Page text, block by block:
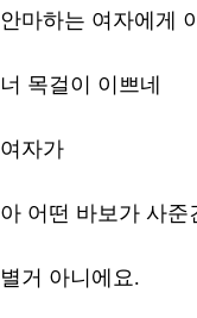
안마하는 여자에게
너 목걸이 이쁘네
여자가
아 어떤 바보가 사준
별거 아니에요.